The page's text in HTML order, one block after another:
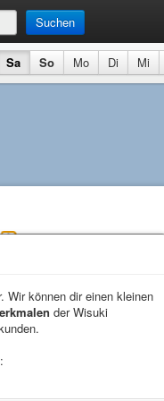
Suchen
Sa So Mo Di Mi
Playa de los Pocitos
Richtung
Durschnitt (
Wellen
Wir können dir einen kleinen
der Wisuki
Wir können dir einen kleinen
der Wisuki